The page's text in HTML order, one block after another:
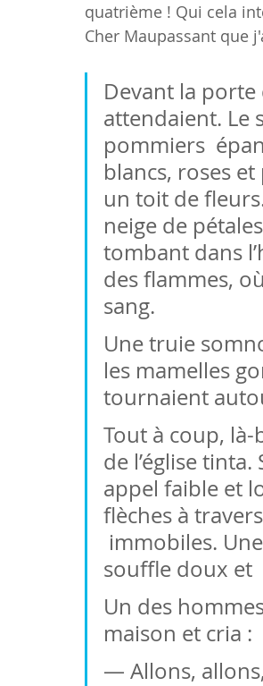
quatrième ! Qui cela
Cher Maupassant que
Devant la
attendaient. Le
pommiers
blancs, roses
un toit de
neige de
tombant dans
des flammes,
sang.
Une truie
les mamelles
tournaient
Tout à coup,
de l’église
appel faible et
flèches à
immobiles.
souffle doux et
Un des
maison et cria :
— Allons,